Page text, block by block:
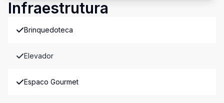
Infraestrutura
Brinquedoteca
Elevador
Espaco Gourmet